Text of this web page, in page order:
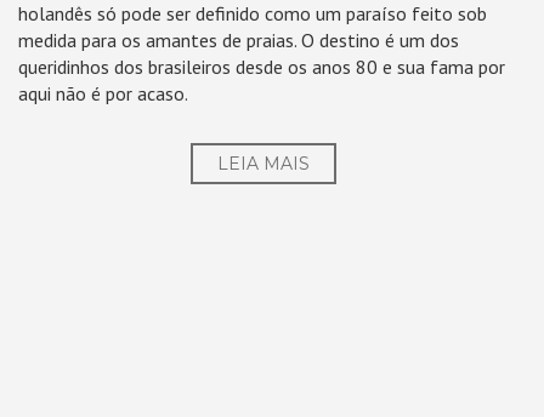
holandês só pode ser definido como um paraíso feito sob
medida para os amantes de praias. O destino é um dos
queridinhos dos brasileiros desde os anos 80 e sua fama por
aqui não é por acaso.
LEIA MAIS